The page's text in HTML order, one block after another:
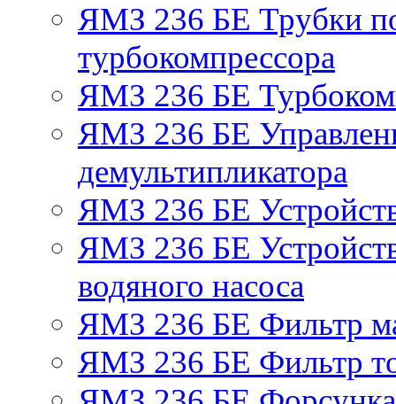
ЯМЗ 236 БЕ Трубки
турбокомпрессора
ЯМЗ 236 БЕ
ЯМЗ 236 БЕ
демультипликатора
ЯМЗ 236 БЕ
ЯМЗ 236 БЕ
водяного насоса
ЯМЗ 236 БЕ Фильтр
ЯМЗ 236 БЕ Фильтр